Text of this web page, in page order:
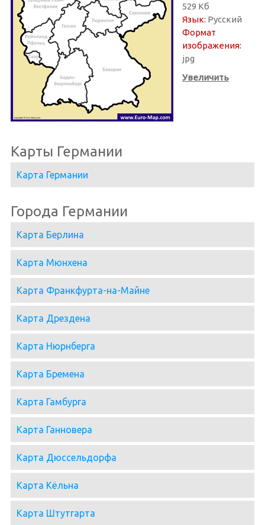
529 Кб
Язык: Русский
Формат
изображения:
jpg
Увеличить
Карты Германии
Карта Германии
Города Германии
Карта Берлина
Карта Мюнхена
Карта Франкфурта-на-Майне
Карта Дрездена
Карта Нюрнберга
Карта Бремена
Карта Гамбурга
Карта Ганновера
Карта Дюссельдорфа
Карта Кёльна
Карта Штутгарта